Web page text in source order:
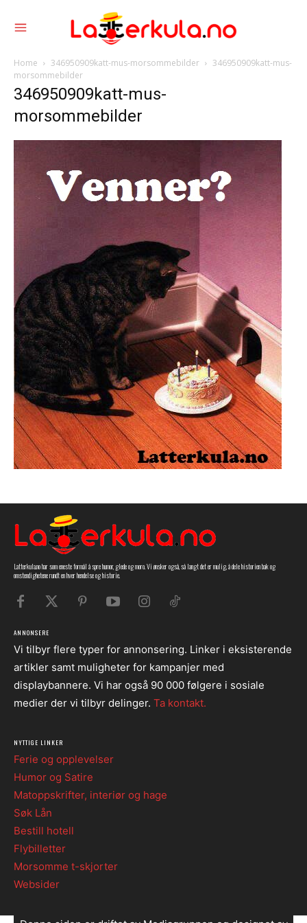
Home 346950909katt-mus-morsommebilder
346950909katt-mus-
morsommebilder
346950909katt-mus-
morsommebilder
Latterkula.no har som eneste formål å spre humor, glede og moro. Vi ønsker også, så langt det er mulig, å dele historien bak og
omstendighetene rundt en hver hendelse og historie.
ANNONSERE
Vi tilbyr flere typer for annonsering. Linker i eksisterende
artikler samt muligheter for kampanjer med
displaybannere. Vi har også 90 000 følgere i sosiale
medier der vi tilbyr delinger. Ta kontakt.
NYTTIGE LINKER
Ferie og opplevelser
Humor og Satire
Matoppskrifter, interiør og hage
Søk Lån
Bestill hotell
Flybilletter
Morsomme t-skjorter
Websider